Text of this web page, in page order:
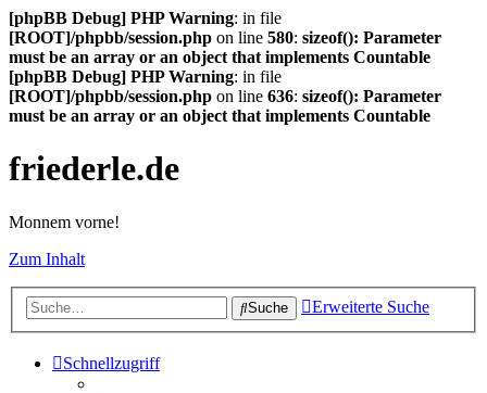
[phpBB Debug] PHP Warning: in file
[ROOT]/phpbb/session.php on line 580: sizeof(): Parameter
must be an array or an object that implements Countable
[phpBB Debug] PHP Warning: in file
[ROOT]/phpbb/session.php on line 636: sizeof(): Parameter
must be an array or an object that implements Countable
friederle.de
Monnem vorne!
Zum Inhalt
Suche Erweiterte Suche
Schnellzugriff